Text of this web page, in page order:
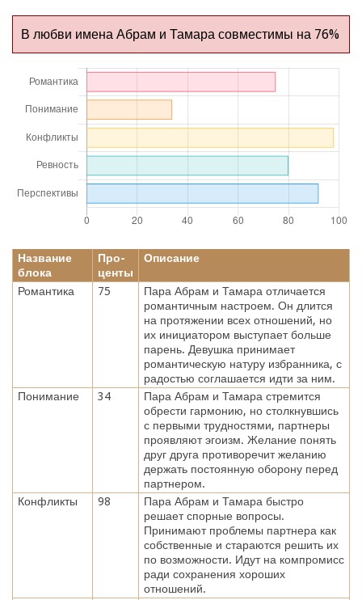
В любви имена Абрам и Тамара совместимы на 76%
Название
блока
Про-
центы
Описание
Романтика 75
Пара Абрам и Тамара отличается
романтичным настроем. Он длится
на протяжении всех отношений, но
их инициатором выступает больше
парень. Девушка принимает
романтическую натуру избранника, с
радостью соглашается идти за ним.
Понимание
34
Пара Абрам и Тамара стремится
обрести гармонию, но столкнувшись
с первыми трудностями, партнеры
проявляют эгоизм. Желание понять
друг друга противоречит желанию
держать постоянную оборону перед
партнером.
Конфликты
98
Пара Абрам и Тамара быстро
решает спорные вопросы.
Принимают проблемы партнера как
собственные и стараются решить их
по возможности. Идут на компромисс
ради сохранения хороших
отношений.